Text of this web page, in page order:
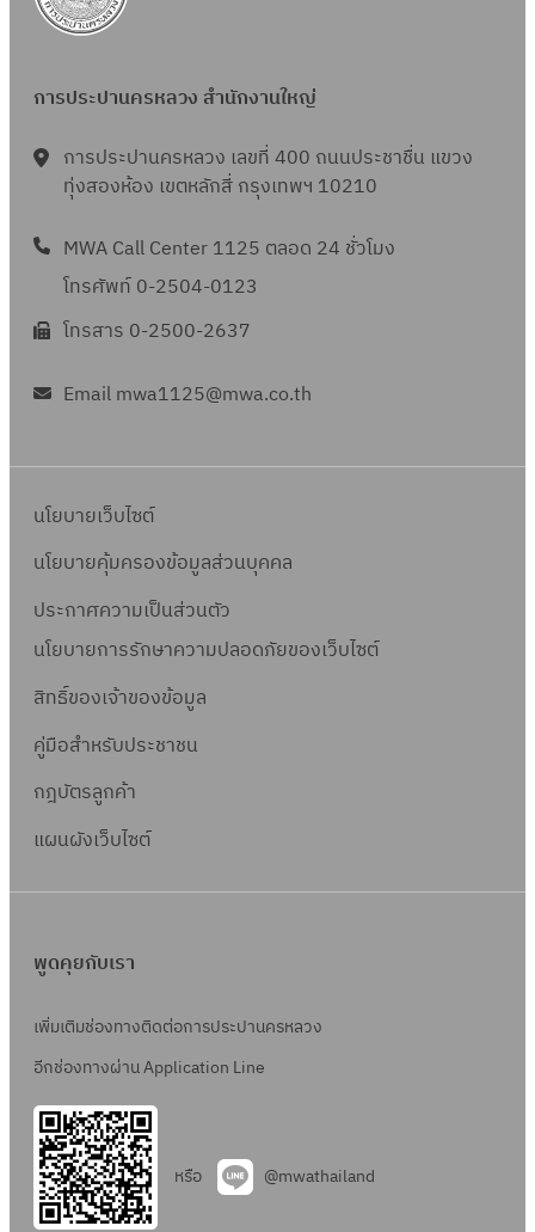
การประปานครหลวง สำนักงานใหญ่
การประปานครหลวง เลขที่ 400 ถนนประชาชื่น แขวง
ทุ่งสองห้อง เขตหลักสี่ กรุงเทพฯ 10210
MWA Call Center 1125 ตลอด 24 ชั่วโมง
โทรศัพท์ 0-2504-0123
โทรสาร 0-2500-2637
Email mwa1125@mwa.co.th
นโยบายเว็บไซต์
นโยบายคุ้มครองข้อมูลส่วนบุคคล
ประกาศความเป็นส่วนตัว
นโยบายการรักษาความปลอดภัยของเว็บไซต์
สิทธิ์ของเจ้าของข้อมูล
คู่มือสำหรับประชาชน
กฎบัตรลูกค้า
แผนผังเว็บไซต์
พูดคุยกับเรา
เพิ่มเติมช่องทางติดต่อการประปานครหลวง
อีกช่องทางผ่าน Application Line
หรือ @mwathailand